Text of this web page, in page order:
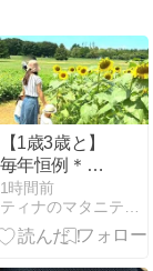
【1歳3歳と】
毎年恒例＊ひ
まわり畑で子
どもたちの成
長を実感｜昭
1時間前
ティナのマタニティ＆子育てブログ